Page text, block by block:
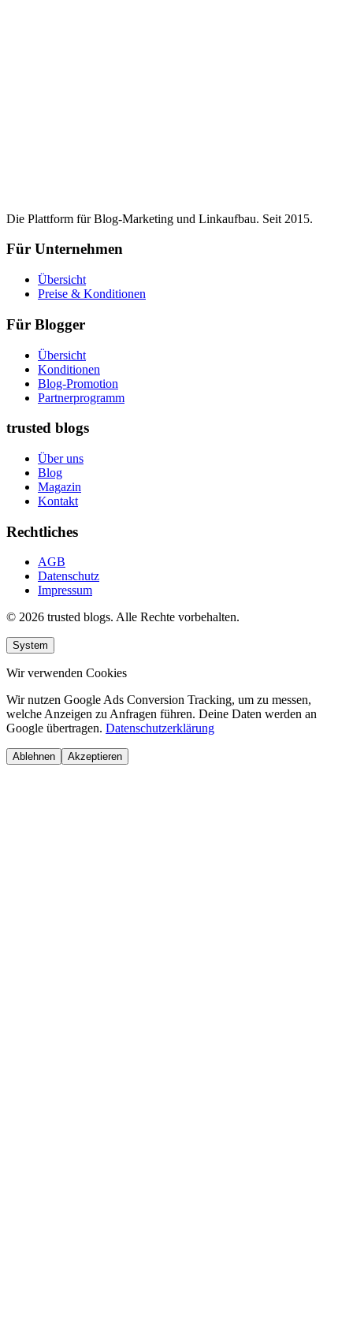
Die Plattform für Blog-Marketing und Linkaufbau. Seit 2015.
Für Unternehmen
Übersicht
Preise & Konditionen
Für Blogger
Übersicht
Konditionen
Blog-Promotion
Partnerprogramm
trusted blogs
Über uns
Blog
Magazin
Kontakt
Rechtliches
AGB
Datenschutz
Impressum
© 2026 trusted blogs. Alle Rechte vorbehalten.
System
Wir verwenden Cookies
Wir nutzen Google Ads Conversion Tracking, um zu messen,
welche Anzeigen zu Anfragen führen. Deine Daten werden an
Google übertragen. Datenschutzerklärung
Ablehnen Akzeptieren